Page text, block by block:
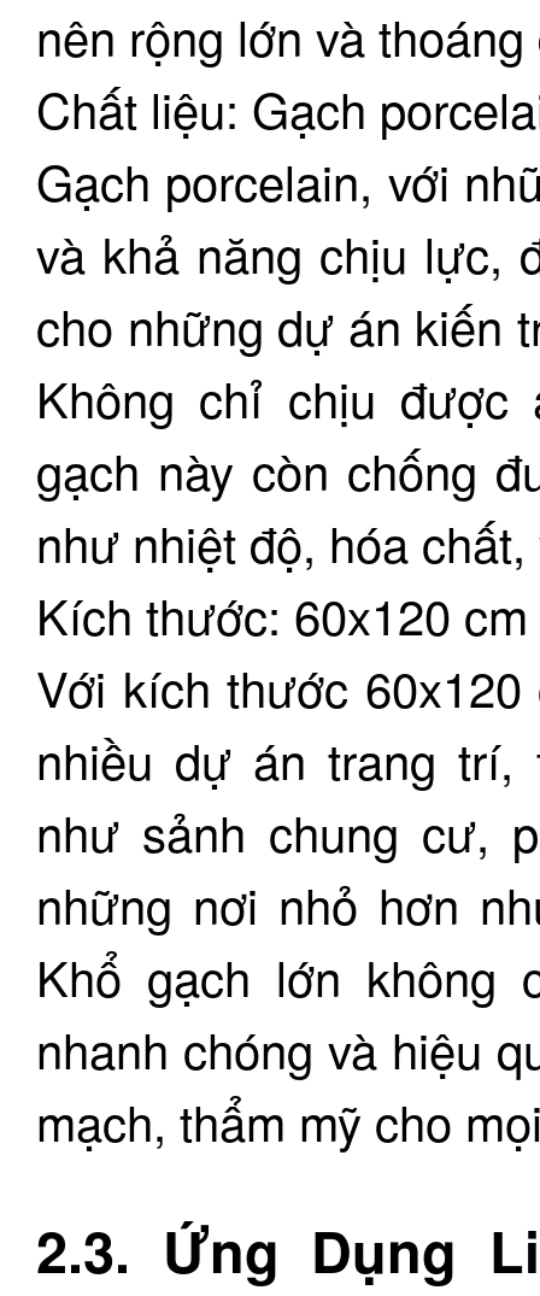
nên rộng lớn và
Chất liệu: Gạch
Gạch porcelain, với
và khả năng chịu lực,
cho những dự án kiến
Không chỉ chịu
gạch này còn chống
như nhiệt độ, hóa
Kích thước: 60x120 cm
Với kích thước
nhiều dự án trang
như sảnh chung cư,
những nơi nhỏ hơn
Khổ gạch lớn không
nhanh chóng và hiệu
mạch, thẩm mỹ cho
2.3. Ứng Dụng